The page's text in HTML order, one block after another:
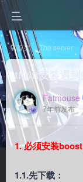
首页 The server
thrift安装遇到
Fatmouse
7年前发布
1. 必须安装
1.1.先下载：